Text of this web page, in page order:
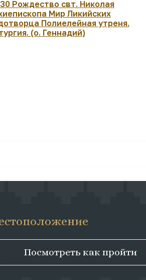
Рождество свт. Николая
Мир Ликийских
Полиелейная утреня.
(о. Геннадий)
Посмотреть как пройти